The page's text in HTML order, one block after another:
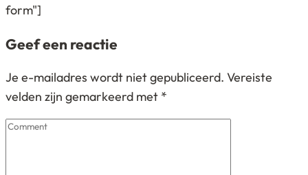
form"]
Geef een reactie
Je e-mailadres wordt niet gepubliceerd. Vereiste
velden zijn gemarkeerd met *
Comment